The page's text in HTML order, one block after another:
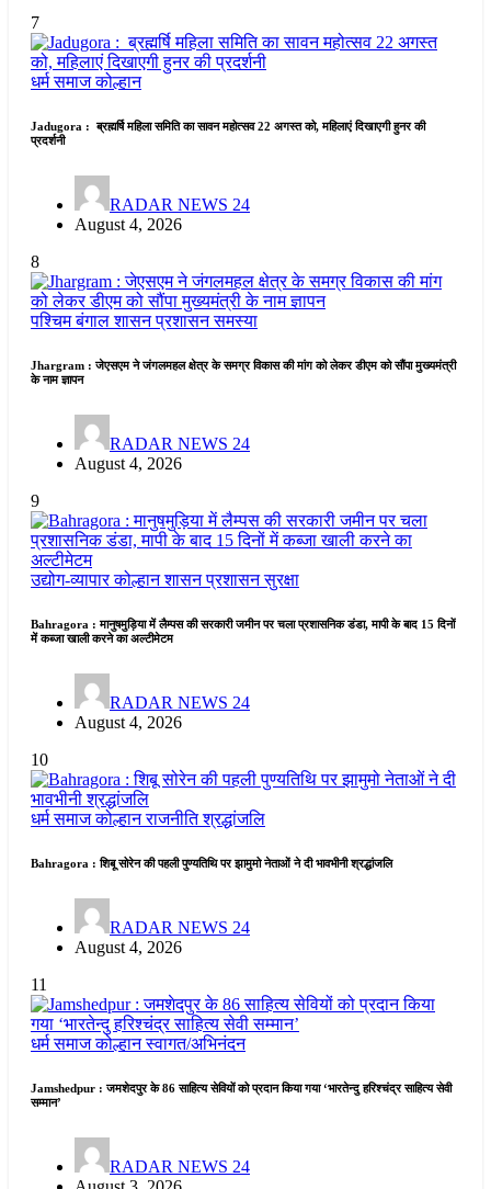
7
धर्म समाजकोल्हान
Jadugora : ब्रह्मर्षि महिला समिति का सावन महोत्सव 22 अगस्त को, महिलाएं दिखाएगी हुनर की
प्रदर्शनी
RADAR NEWS 24
August 4, 2026
8
पश्चिम बंगालशासन प्रशासनसमस्या
Jhargram : जेएसएम ने जंगलमहल क्षेत्र के समग्र विकास की मांग को लेकर डीएम को सौंपा मुख्यमंत्री
के नाम ज्ञापन
RADAR NEWS 24
August 4, 2026
9
उद्योग-व्यापारकोल्हानशासन प्रशासनसुरक्षा
Bahragora : मानुषमुड़िया में लैम्पस की सरकारी जमीन पर चला प्रशासनिक डंडा, मापी के बाद 15 दिनों
में कब्जा खाली करने का अल्टीमेटम
RADAR NEWS 24
August 4, 2026
10
धर्म समाजकोल्हानराजनीतिश्रद्धांजलि
Bahragora : शिबू सोरेन की पहली पुण्यतिथि पर झामुमो नेताओं ने दी भावभीनी श्रद्धांजलि
RADAR NEWS 24
August 4, 2026
11
धर्म समाजकोल्हानस्वागत/अभिनंदन
Jamshedpur : जमशेदपुर के 86 साहित्य सेवियों को प्रदान किया गया ‘भारतेन्दु हरिश्चंद्र साहित्य सेवी
सम्मान’
RADAR NEWS 24